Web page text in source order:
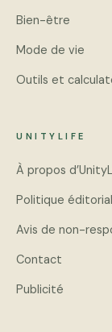
Bien-être
Mode de vie
Outils et
UNITYLIFE
À propos
Politique
Avis de non-
Contact
Publicité